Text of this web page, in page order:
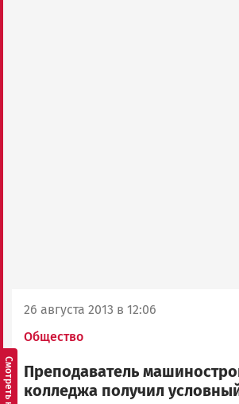
26 августа 2013 в 12:06
Общество
Преподаватель
колледжа получил